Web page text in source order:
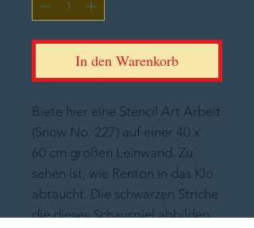
In den Warenkorb
Biete hier eine Stencil Art Arbeit
(Snow No. 227) auf einer 40 x
60 cm großen Leinwand. Zu
sehen ist, wie Renton in das Klo
abtaucht. Die schwarzen Striche
die dieses Schauspiel abbilden